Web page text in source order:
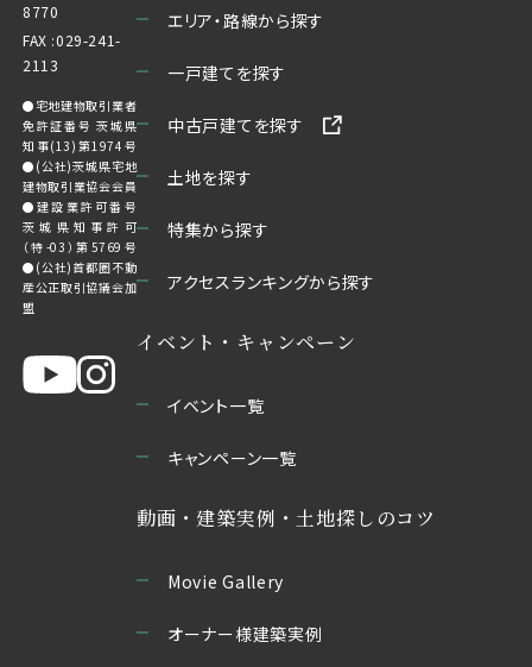
8770
FAX :029-241-
2113
●宅地建物取引業者
免許証番号 茨城県
知事(13)第1974号
●(公社)茨城県宅地
建物取引業協会会員
●建設業許可番号
茨城県知事許可
（特-03）第5769号
●(公社)首都圏不動
産公正取引協議会加
盟
エリア・路線から探す
一戸建てを探す
中古戸建てを探す
土地を探す
特集から探す
アクセスランキングから探す
イベント・キャンペーン
イベント一覧
キャンペーン一覧
動画・建築実例・土地探しのコツ
Movie Gallery
オーナー様建築実例